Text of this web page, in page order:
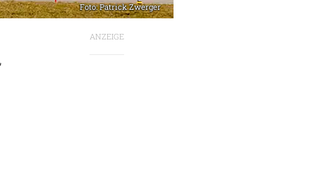
Foto: Patrick Zwerger
ANZEIGE